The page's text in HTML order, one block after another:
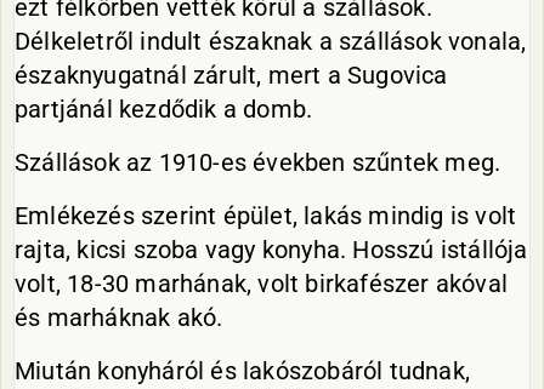
ezt félkörben vették körül a szállások.
Délkeletről indult északnak a szállások vonala,
északnyugatnál zárult, mert a Sugovica
partjánál kezdődik a domb.
Szállások az 1910-es években szűntek meg.
Emlékezés szerint épület, lakás mindig is volt
rajta, kicsi szoba vagy konyha. Hosszú istállója
volt, 18-30 marhának, volt birkafészer akóval
és marháknak akó.
Miután konyháról és lakószobáról tudnak,